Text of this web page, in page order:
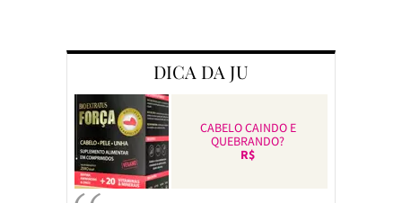
DICA DA JU
CABELO CAINDO E
QUEBRANDO?
R$